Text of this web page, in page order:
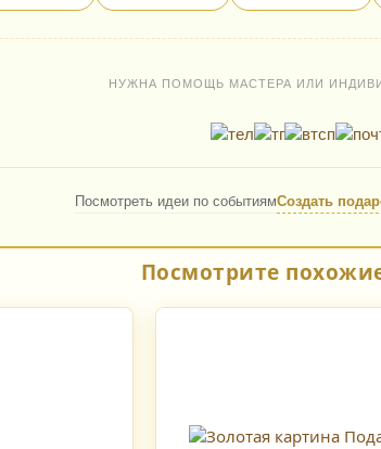
НУЖНА ПОМОЩЬ МАСТЕРА ИЛИ
Посмотреть идеи по событиямСоздать
Посмотрите